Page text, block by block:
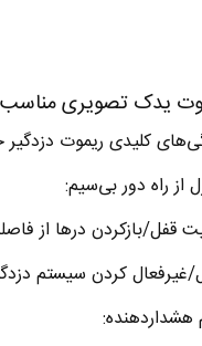
یدک تصویری مناسب
کلیدی ریموت
از راه دور بی‌سیم:
قفل/بازکردن درها از
غیرفعال کردن سیستم
هشداردهنده: